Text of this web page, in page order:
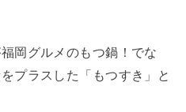
岡グルメのもつ鍋！でな
プラスした「もつすき」と